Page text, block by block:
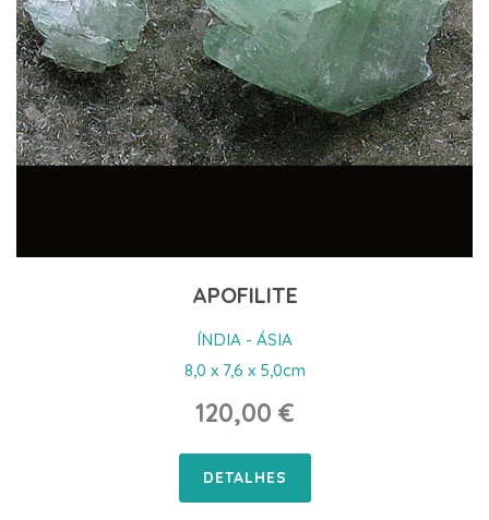
APOFILITE
ÍNDIA - ÁSIA
8,0 x 7,6 x 5,0cm
120,00 €
DETALHES